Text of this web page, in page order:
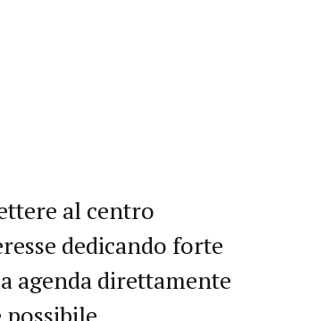
al centro
dedicando forte
agenda direttamente